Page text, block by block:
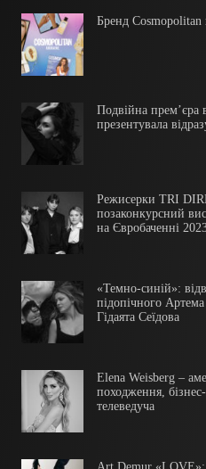
Бренд Cosmopolitan
Подвійна прем’єра
презентувала
Режисерки TRI
позаконкурсний
на Євробаченні
«Темно-синій»:
підопічного
Гідаята Сеїдова
Elena Weisberg –
походження,
телеведуча